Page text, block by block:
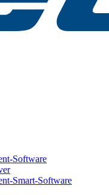
Software
Smart-Software